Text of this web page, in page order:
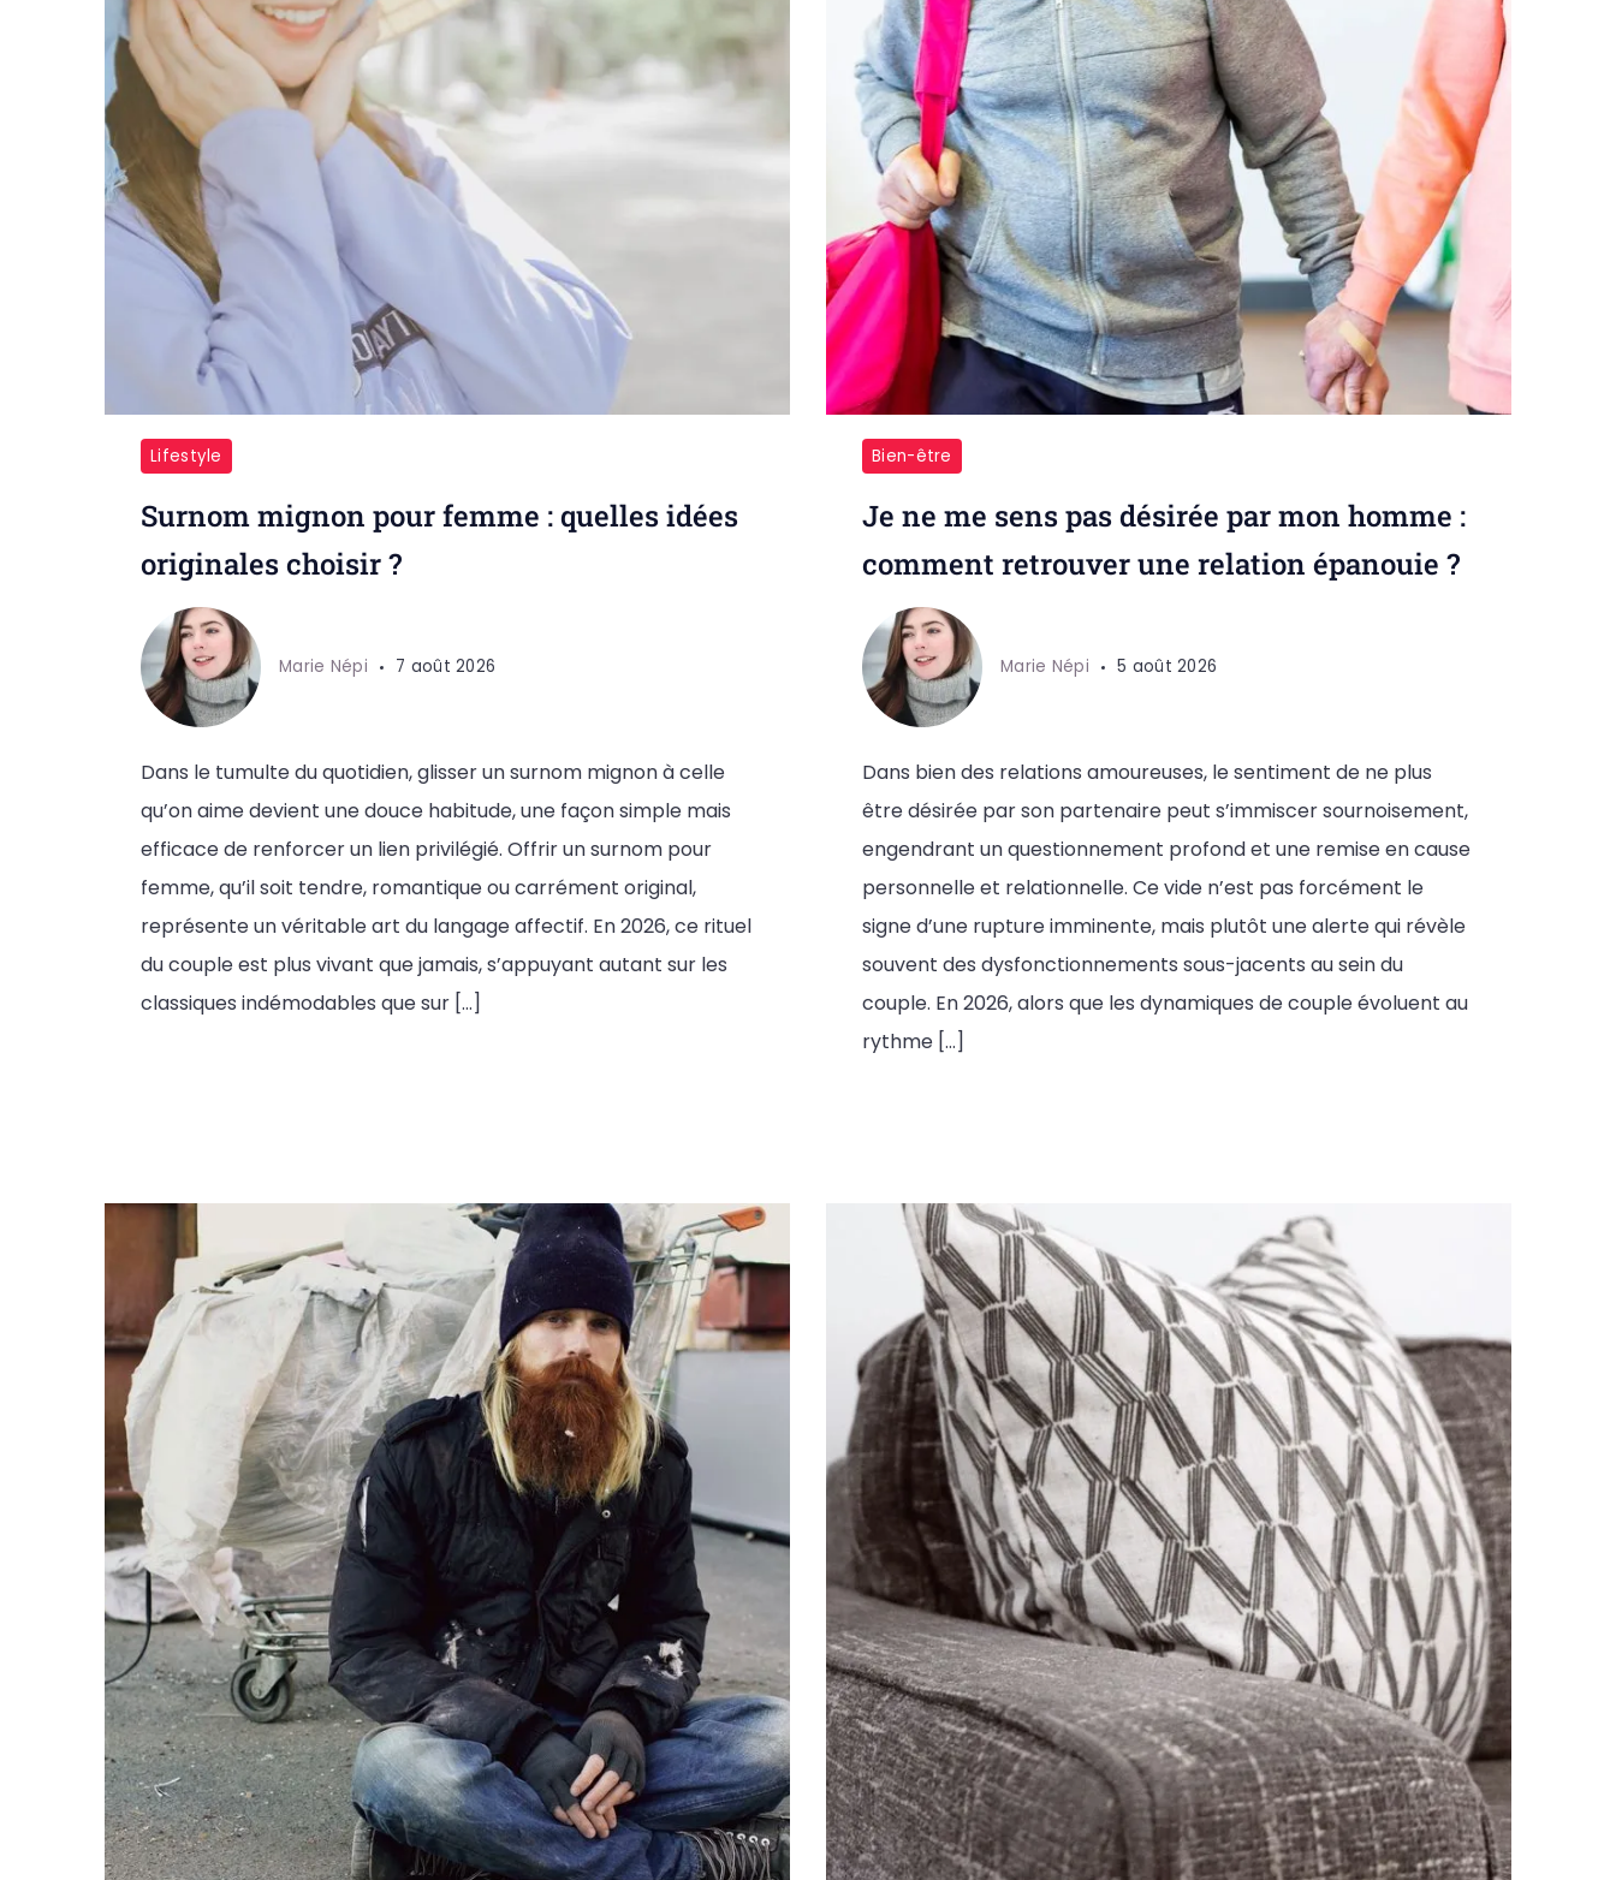
Lifestyle
Surnom mignon pour femme : quelles idées
originales choisir ?
Marie Népi 7 août 2026
Dans le tumulte du quotidien, glisser un surnom mignon à celle
qu’on aime devient une douce habitude, une façon simple mais
efficace de renforcer un lien privilégié. Offrir un surnom pour
femme, qu’il soit tendre, romantique ou carrément original,
représente un véritable art du langage affectif. En 2026, ce rituel
du couple est plus vivant que jamais, s’appuyant autant sur les
classiques indémodables que sur […]
Bien-être
Je ne me sens pas désirée par mon homme :
comment retrouver une relation épanouie ?
Marie Népi 5 août 2026
Dans bien des relations amoureuses, le sentiment de ne plus
être désirée par son partenaire peut s’immiscer sournoisement,
engendrant un questionnement profond et une remise en cause
personnelle et relationnelle. Ce vide n’est pas forcément le
signe d’une rupture imminente, mais plutôt une alerte qui révèle
souvent des dysfonctionnements sous-jacents au sein du
couple. En 2026, alors que les dynamiques de couple évoluent au
rythme […]